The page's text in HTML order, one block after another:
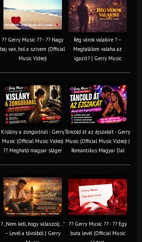
?? Gerry Music ?? - ?? Nagy
baj van, hol a szívem (Official
Music Video)
Rég várok valakire ? –
Megtalálom valaha az
igazit? | Gerry Music
Kislány a zongoránál - Gerry
Music (Official Music Video)
?? Megható magyar sláger
Táncold át az éjszakát - Gerry
Music (Official Music Video) |
Romantikus Magyar Dal
? „Nem kell, hogy válaszolj…”
– Levél a távolból | Gerry
?? Gerry Music ?? - ?? Egy
buta levél (Official Music